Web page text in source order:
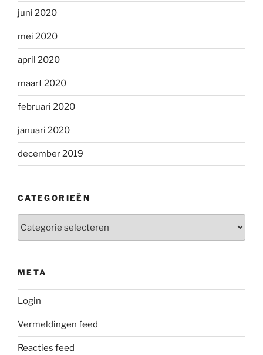
juni 2020
mei 2020
april 2020
maart 2020
februari 2020
januari 2020
december 2019
CATEGORIEËN
META
Login
Vermeldingen feed
Reacties feed